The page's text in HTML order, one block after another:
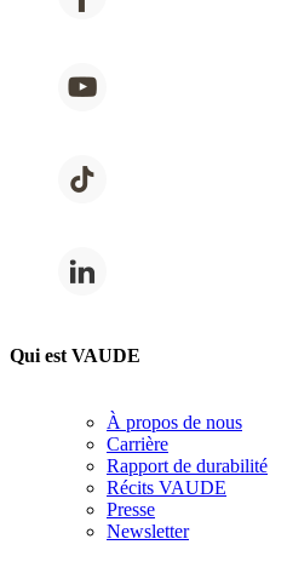
Qui est VAUDE
À propos de nous
Carrière
Rapport de durabilité
Récits VAUDE
Presse
Newsletter